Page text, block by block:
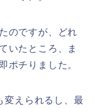
のですが、どれ
いたところ、ま
ポチりました。
変えられるし、最